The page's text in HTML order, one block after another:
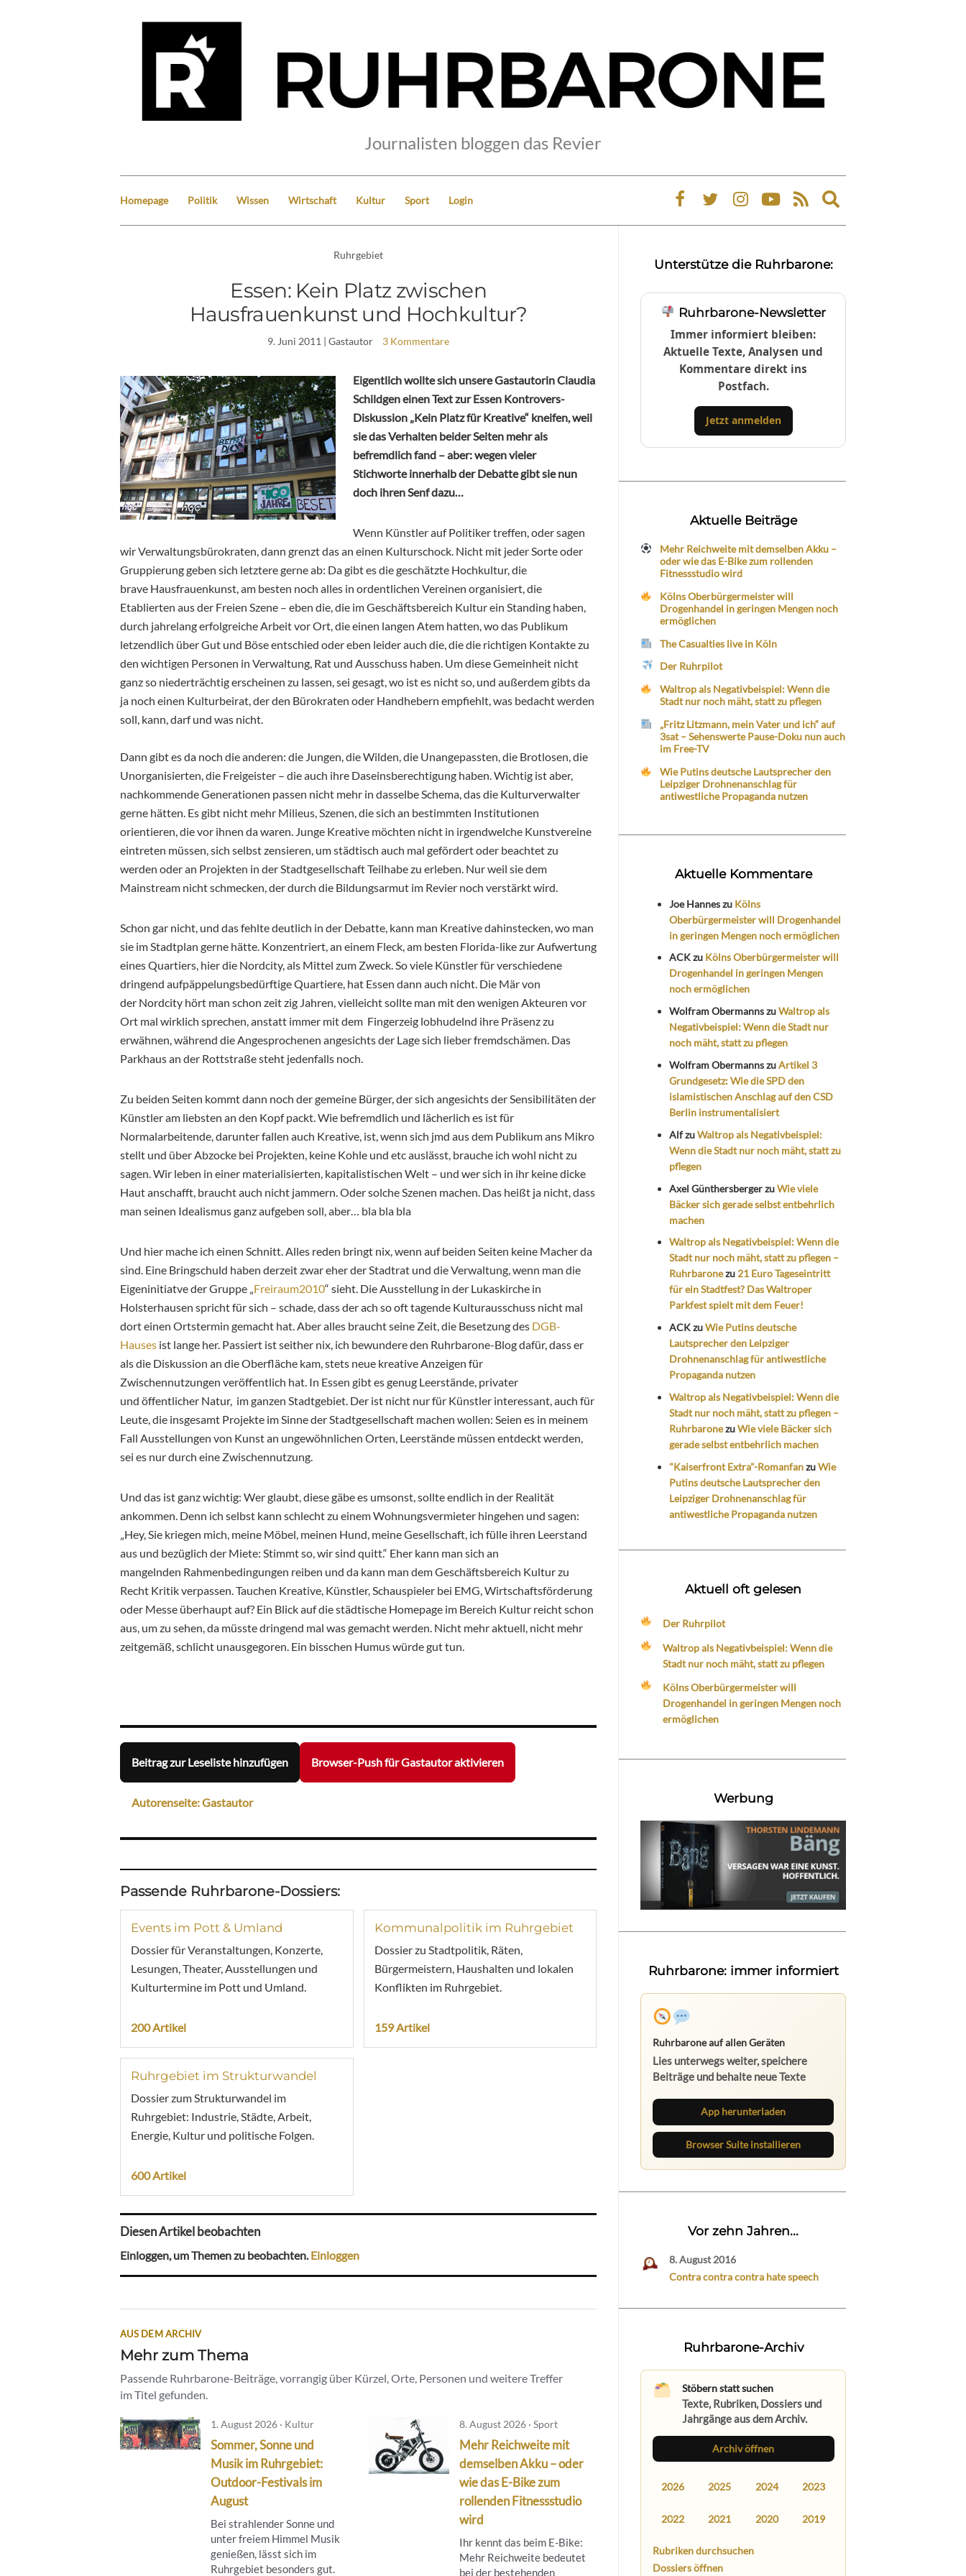
Journalisten bloggen das Revier
Homepage Politik Wissen Wirtschaft Kultur Sport Login
Expand
search
Ruhrgebiet
Essen: Kein Platz zwischen
Hausfrauenkunst und Hochkultur?
9. Juni 2011 | Gastautor 3 Kommentare
Eigentlich wollte sich unsere Gastautorin Claudia
Schildgen einen Text zur Essen Kontrovers-
Diskussion „Kein Platz für Kreative“ kneifen, weil
sie das Verhalten beider Seiten mehr als
befremdlich fand – aber: wegen vieler
Stichworte innerhalb der Debatte gibt sie nun
doch ihren Senf dazu…
Wenn Künstler auf Politiker treffen, oder sagen
wir Verwaltungsbürokraten, dann grenzt das an einen Kulturschock. Nicht mit jeder Sorte oder
Gruppierung geben sich letztere gerne ab: Da gibt es die geschätzte Hochkultur, die
brave Hausfrauenkunst, am besten noch alles in ordentlichen Vereinen organisiert, die
Etablierten aus der Freien Szene – eben die, die im Geschäftsbereich Kultur ein Standing haben,
durch jahrelang erfolgreiche Arbeit vor Ort, die einen langen Atem hatten, wo das Publikum
letzendlich über Gut und Böse entschied oder eben leider auch die, die die richtigen Kontakte zu
den wichtigen Personen in Verwaltung, Rat und Ausschuss haben. Um diese Gemeinheit nicht
ganz so niederträchtig erscheinen zu lassen, sei gesagt, wo ist es nicht so, und außerdem gibts da
ja noch einen Kulturbeirat, der den Bürokraten oder Handhebern empfiehlt, was bedacht werden
soll, kann, darf und was nicht.
Dann gibt es da noch die anderen: die Jungen, die Wilden, die Unangepassten, die Brotlosen, die
Unorganisierten, die Freigeister – die auch ihre Daseinsberechtigung haben. Wichtig ist aber,
nachkommende Generationen passen nicht mehr in dasselbe Schema, das die Kulturverwalter
gerne hätten. Es gibt nicht mehr Milieus, Szenen, die sich an bestimmten Institutionen
orientieren, die vor ihnen da waren. Junge Kreative möchten nicht in irgendwelche Kunstvereine
eintreten müssen, sich selbst zensieren, um städtisch auch mal gefördert oder beachtet zu
werden oder an Projekten in der Stadtgesellschaft Teilhabe zu erleben. Nur weil sie dem
Mainstream nicht schmecken, der durch die Bildungsarmut im Revier noch verstärkt wird.
Schon gar nicht, und das fehlte deutlich in der Debatte, kann man Kreative dahinstecken, wo man
sie im Stadtplan gerne hätte. Konzentriert, an einem Fleck, am besten Florida-like zur Aufwertung
eines Quartiers, hier die Nordcity, als Mittel zum Zweck. So viele Künstler für verschiedene
dringend aufpäppelungsbedürftige Quartiere, hat Essen dann auch nicht. Die Mär von
der Nordcity hört man schon zeit zig Jahren, vielleicht sollte man mit den wenigen Akteuren vor
Ort mal wirklich sprechen, anstatt immer mit dem Fingerzeig lobhudelnd ihre Präsenz zu
erwähnen, während die Angesprochenen angesichts der Lage sich lieber fremdschämen. Das
Parkhaus an der Rottstraße steht jedenfalls noch.
Zu beiden Seiten kommt dann noch der gemeine Bürger, der sich angesichts der Sensibilitäten der
Künstler am liebsten an den Kopf packt. Wie befremdlich und lächerlich es ist für
Normalarbeitende, darunter fallen auch Kreative, ist, wenn sich jmd aus dem Publikum ans Mikro
stellt und über Abzocke bei Projekten, keine Kohle und etc auslässt, brauche ich wohl nicht zu
sagen. Wir leben in einer materialisierten, kapitalistischen Welt – und wer sich in ihr keine dicke
Haut anschafft, braucht auch nicht jammern. Oder solche Szenen machen. Das heißt ja nicht, dass
man seinen Idealismus ganz aufgeben soll, aber… bla bla bla
Und hier mache ich einen Schnitt. Alles reden bringt nix, wenn auf beiden Seiten keine Macher da
sind. Eine Bringschuld haben derzeit zwar eher der Stadtrat und die Verwaltung, wenn man die
Eigeninitiatve der Gruppe „ Freiraum2010“ sieht. Die Ausstellung in der Lukaskirche in
Holsterhausen spricht für sich – schade, dass der ach so oft tagende Kulturausschuss nicht mal
dort einen Ortstermin gemacht hat. Aber alles braucht seine Zeit, die Besetzung des DGB-
Hauses ist lange her. Passiert ist seither nix, ich bewundere den Ruhrbarone-Blog dafür, dass er
als die Diskussion an die Oberfläche kam, stets neue kreative Anzeigen für
Zwischennutzungen veröffentlich hat. In Essen gibt es genug Leerstände, privater
und öffentlicher Natur, im ganzen Stadtgebiet. Der ist nicht nur für Künstler interessant, auch für
Leute, die insgesamt Projekte im Sinne der Stadtgesellschaft machen wollen: Seien es in meinem
Fall Ausstellungen von Kunst an ungewöhnlichen Orten, Leerstände müssen entdeckt werden,
sei es nur durch eine Zwischennutzung.
Und das ist ganz wichtig: Wer glaubt, diese gäbe es umsonst, sollte endlich in der Realität
ankommen. Denn ich selbst kann schlecht zu einem Wohnungsvermieter hingehen und sagen:
„Hey, Sie kriegen mich, meine Möbel, meinen Hund, meine Gesellschaft, ich fülle ihren Leerstand
aus und bezüglich der Miete: Stimmt so, wir sind quitt.“ Eher kann man sich an
mangelnden Rahmenbedingungen reiben und da kann man dem Geschäftsbereich Kultur zu
Recht Kritik verpassen. Tauchen Kreative, Künstler, Schauspieler bei EMG, Wirtschaftsförderung
oder Messe überhaupt auf? Ein Blick auf die städtische Homepage im Bereich Kultur reicht schon
aus, um zu sehen, da müsste dringend mal was gemacht werden. Nicht mehr aktuell, nicht mehr
zeitgemäß, schlicht unausgegoren. Ein bisschen Humus würde gut tun.
Beitrag zur Leseliste hinzufügen Browser-Push für Gastautor aktivieren
Autorenseite: Gastautor
Passende Ruhrbarone-Dossiers:
Events im Pott & Umland
Dossier für Veranstaltungen, Konzerte,
Lesungen, Theater, Ausstellungen und
Kulturtermine im Pott und Umland.
200 Artikel
Kommunalpolitik im Ruhrgebiet
Dossier zu Stadtpolitik, Räten,
Bürgermeistern, Haushalten und lokalen
Konflikten im Ruhrgebiet.
159 Artikel
Ruhrgebiet im Strukturwandel
Dossier zum Strukturwandel im
Ruhrgebiet: Industrie, Städte, Arbeit,
Energie, Kultur und politische Folgen.
600 Artikel
Diesen Artikel beobachten
Einloggen, um Themen zu beobachten.Einloggen
AUS DEM ARCHIV
Mehr zum Thema
Passende Ruhrbarone-Beiträge, vorrangig über Kürzel, Orte, Personen und weitere Treffer
im Titel gefunden.
1. August 2026 · Kultur
Sommer, Sonne und
Musik im Ruhrgebiet:
Outdoor-Festivals im
August
Bei strahlender Sonne und
unter freiem Himmel Musik
genießen, lässt sich im
Ruhrgebiet besonders gut.
8. August 2026 · Sport
Mehr Reichweite mit
demselben Akku – oder
wie das E-Bike zum
rollenden Fitnessstudio
wird
Ihr kennt das beim E-Bike:
Mehr Reichweite bedeutet
bei der bestehenden
Unterstütze die Ruhrbarone:
Ruhrbarone-Newsletter
Immer informiert bleiben:
Aktuelle Texte, Analysen und
Kommentare direkt ins
Postfach.
Jetzt anmelden
Aktuelle Beiträge
Mehr Reichweite mit demselben Akku –
oder wie das E-Bike zum rollenden
Fitnessstudio wird
Kölns Oberbürgermeister will
Drogenhandel in geringen Mengen noch
ermöglichen
The Casualties live in Köln
Der Ruhrpilot
Waltrop als Negativbeispiel: Wenn die
Stadt nur noch mäht, statt zu pflegen
„Fritz Litzmann, mein Vater und ich“ auf
3sat – Sehenswerte Pause-Doku nun auch
im Free-TV
Wie Putins deutsche Lautsprecher den
Leipziger Drohnenanschlag für
antiwestliche Propaganda nutzen
Aktuelle Kommentare
Joe Hanneszu Kölns
Oberbürgermeister will Drogenhandel
in geringen Mengen noch ermöglichen
ACKzu Kölns Oberbürgermeister will
Drogenhandel in geringen Mengen
noch ermöglichen
Wolfram ObermannszuWaltrop als
Negativbeispiel: Wenn die Stadt nur
noch mäht, statt zu pflegen
Wolfram ObermannszuArtikel 3
Grundgesetz: Wie die SPD den
islamistischen Anschlag auf den CSD
Berlin instrumentalisiert
AlfzuWaltrop als Negativbeispiel:
Wenn die Stadt nur noch mäht, statt zu
pflegen
Axel GünthersbergerzuWie viele
Bäcker sich gerade selbst entbehrlich
machen
Waltrop als Negativbeispiel: Wenn die
Stadt nur noch mäht, statt zu pflegen –
Ruhrbaronezu 21 Euro Tageseintritt
für ein Stadtfest? Das Waltroper
Parkfest spielt mit dem Feuer!
ACKzuWie Putins deutsche
Lautsprecher den Leipziger
Drohnenanschlag für antiwestliche
Propaganda nutzen
Waltrop als Negativbeispiel: Wenn die
Stadt nur noch mäht, statt zu pflegen –
RuhrbaronezuWie viele Bäcker sich
gerade selbst entbehrlich machen
"Kaiserfront Extra"-RomanfanzuWie
Putins deutsche Lautsprecher den
Leipziger Drohnenanschlag für
antiwestliche Propaganda nutzen
Aktuell oft gelesen
Der Ruhrpilot
Waltrop als Negativbeispiel: Wenn die
Stadt nur noch mäht, statt zu pflegen
Kölns Oberbürgermeister will
Drogenhandel in geringen Mengen noch
ermöglichen
Werbung
Ruhrbarone: immer informiert
Ruhrbarone auf allen Geräten
Lies unterwegs weiter, speichere
Beiträge und behalte neue Texte
App herunterladen
Browser Suite installieren
Vor zehn Jahren...
8. August 2016
Contra contra contra hate speech
Ruhrbarone-Archiv
Stöbern statt suchen
Texte, Rubriken, Dossiers und
Jahrgänge aus dem Archiv.
Archiv öffnen
2026 2025 2024 2023
2022 2021 2020 2019
Rubriken durchsuchen
Dossiers öffnen